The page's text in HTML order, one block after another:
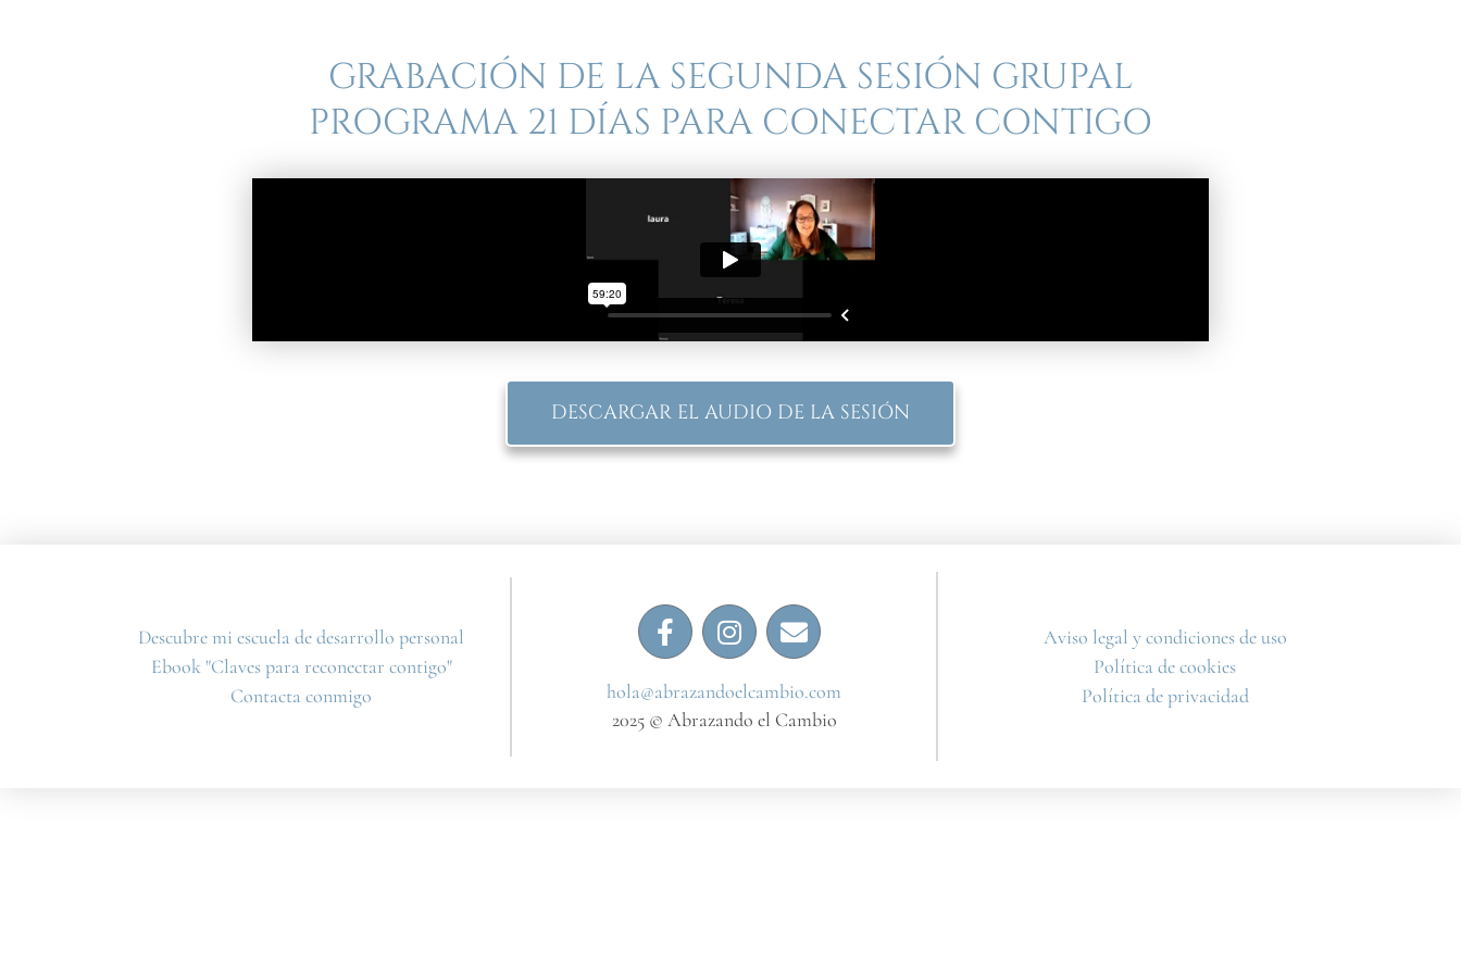
GRABACIÓN DE LA SEGUNDA SESIÓN GRUPAL
PROGRAMA 21 DÍAS PARA CONECTAR CONTIGO
DESCARGAR EL AUDIO DE LA SESIÓN
Descubre mi escuela de desarrollo personal
Ebook "Claves para reconectar contigo"
Contacta conmigo
hola@abrazandoelcambio.com
2025 © Abrazando el Cambio​
Aviso legal y condiciones de uso
Política de cookies
Política de privacidad